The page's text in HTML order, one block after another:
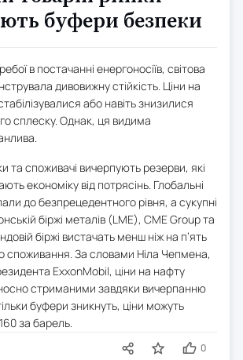
буфери безпеки
в постачанні енергоносіїв, світова
дивовижну стійкість. Ціни на
або навіть знизилися
сплеску. Однак, ця видима
та споживачі вичерпують резерви, які
економіку від потрясінь. Глобальні
до безпрецедентного рівня, а сукупні
біржі металів (LME), CME Group та
біржі вистачать менш ніж на п’ять
споживання. За словами Ніла Чепмена,
ExxonMobil, ціни на нафту
стриманими завдяки вичерпанню
буфери зникнуть, ціни можуть
за барель.
0